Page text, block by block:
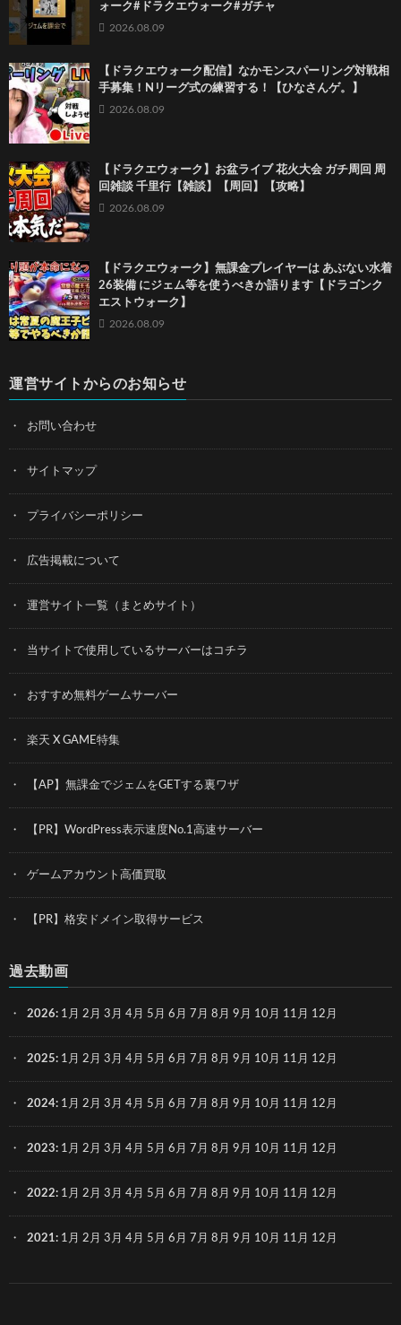
ォーク#ドラクエウォーク#ガチャ
2026.08.09
【ドラクエウォーク配信】なかモンスパーリング対戦相
手募集！Nリーグ式の練習する！【ひなさんゲ。】
2026.08.09
【ドラクエウォーク】お盆ライブ 花火大会 ガチ周回 周
回雑談 千里行【雑談】【周回】【攻略】
2026.08.09
【ドラクエウォーク】無課金プレイヤーは あぶない水着
26装備 にジェム等を使うべきか語ります【ドラゴンク
エストウォーク】
2026.08.09
運営サイトからのお知らせ
お問い合わせ
サイトマップ
プライバシーポリシー
広告掲載について
運営サイト一覧（まとめサイト）
当サイトで使用しているサーバーはコチラ
おすすめ無料ゲームサーバー
楽天 X GAME特集
【AP】無課金でジェムをGETする裏ワザ
【PR】WordPress表示速度No.1高速サーバー
ゲームアカウント高価買取
【PR】格安ドメイン取得サービス
過去動画
2026: 1月 2月 3月 4月 5月 6月 7月 8月 9月 10月 11月 12月
2025: 1月 2月 3月 4月 5月 6月 7月 8月 9月 10月 11月 12月
2024: 1月 2月 3月 4月 5月 6月 7月 8月 9月 10月 11月 12月
2023: 1月 2月 3月 4月 5月 6月 7月 8月 9月 10月 11月 12月
2022: 1月 2月 3月 4月 5月 6月 7月 8月 9月 10月 11月 12月
2021: 1月 2月 3月 4月 5月 6月 7月 8月 9月 10月 11月 12月